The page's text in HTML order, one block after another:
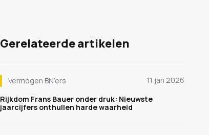
Gerelateerde artikelen
Vermogen BN’ers
11 jan 2026
Rijkdom Frans Bauer onder druk: Nieuwste
jaarcijfers onthullen harde waarheid